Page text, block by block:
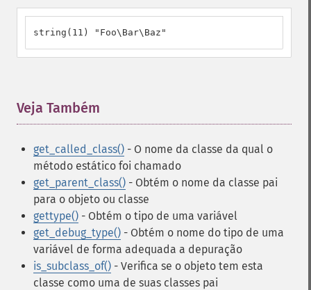
string(11) "Foo\Bar\Baz"
Veja Também
get_called_class() - O nome da classe da qual o
método estático foi chamado
get_parent_class() - Obtém o nome da classe pai
para o objeto ou classe
gettype() - Obtém o tipo de uma variável
get_debug_type() - Obtém o nome do tipo de uma
variável de forma adequada a depuração
is_subclass_of() - Verifica se o objeto tem esta
classe como uma de suas classes pai